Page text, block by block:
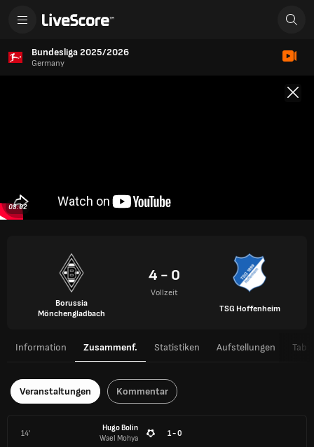
Bundesliga 2025/2026
Germany
03:02
Borussia
Mönchengladbach
4 - 0
Vollzeit
TSG Hoffenheim
Information Zusammenf. Statistiken Aufstellungen
Veranstaltungen Kommentar
14'
Hugo Bolin
Wael Mohya
1 - 0